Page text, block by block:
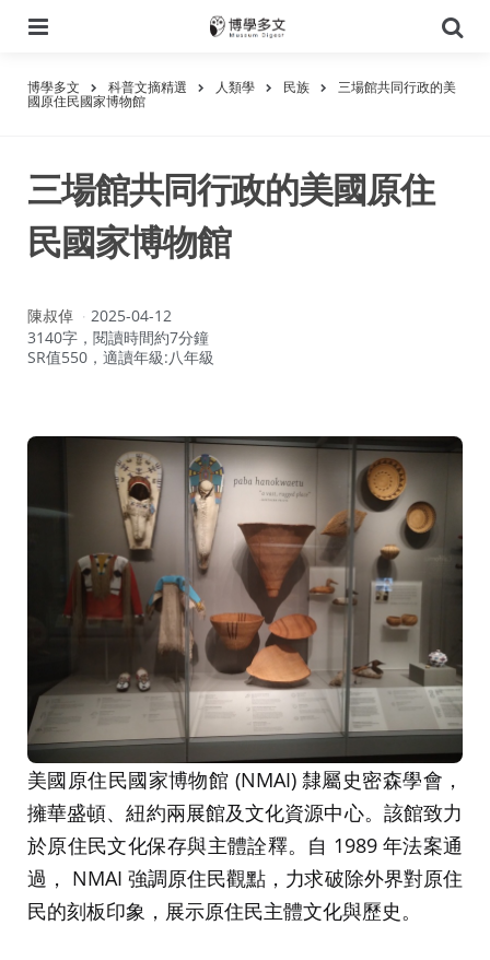
尋
博學多文 科普文摘精選 人類學 民族 三場館共同行政的美
國原住民國家博物館
三場館共同行政的美國原住
民國家博物館
作
者：
陳叔倬
2025-04-12
3140字，閱讀時間約7分鐘
SR值550，適讀年級:八年級
美國原住民國家博物館 (NMAI) 隸屬史密森學會，
擁華盛頓、紐約兩展館及文化資源中心。該館致力
於原住民文化保存與主體詮釋。自 1989 年法案通
過， NMAI 強調原住民觀點，力求破除外界對原住
民的刻板印象，展示原住民主體文化與歷史。